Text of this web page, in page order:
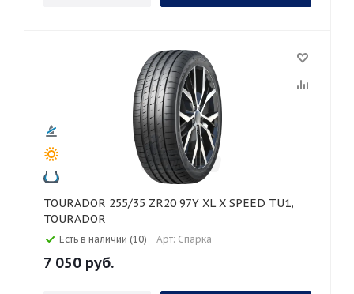
TOURADOR 255/35 ZR20 97Y XL X SPEED TU1,
TOURADOR
Есть в наличии (10) Арт: Спарка
7 050 руб.